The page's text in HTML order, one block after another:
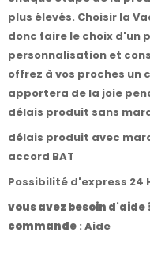
plus élevés. Choisir la
donc faire le choix d'un
personnalisation et
offrez à vos proches un
apportera de la joie
délais produit sans
délais produit avec
accord BAT
Possibilité d'express 24
vous avez besoin
commande : Aide